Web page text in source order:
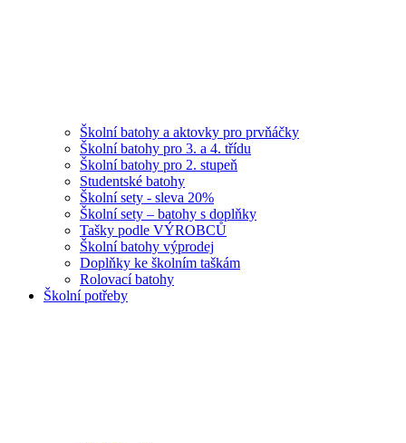
Školní batohy a aktovky pro prvňáčky
Školní batohy pro 3. a 4. třídu
Školní batohy pro 2. stupeň
Studentské batohy
Školní sety - sleva 20%
Školní sety – batohy s doplňky
Tašky podle VÝROBCŮ
Školní batohy výprodej
Doplňky ke školním taškám
Rolovací batohy
Školní potřeby